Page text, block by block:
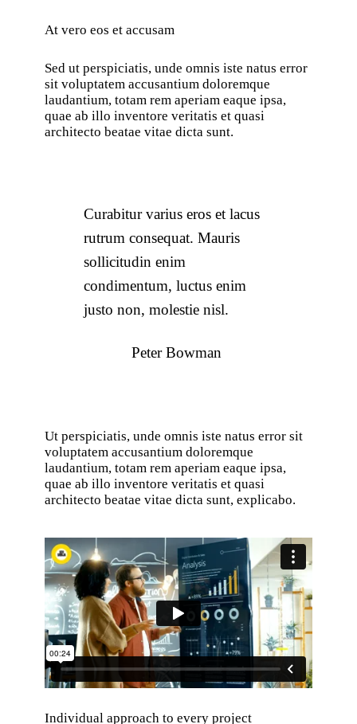
At vero eos et accusam
Sed ut perspiciatis, unde omnis iste natus error
sit voluptatem accusantium doloremque
laudantium, totam rem aperiam eaque ipsa,
quae ab illo inventore veritatis et quasi
architecto beatae vitae dicta sunt.
Curabitur varius eros et lacus
rutrum consequat. Mauris
sollicitudin enim
condimentum, luctus enim
justo non, molestie nisl.
Peter Bowman
Ut perspiciatis, unde omnis iste natus error sit
voluptatem accusantium doloremque
laudantium, totam rem aperiam eaque ipsa,
quae ab illo inventore veritatis et quasi
architecto beatae vitae dicta sunt, explicabo.
Individual approach to every project